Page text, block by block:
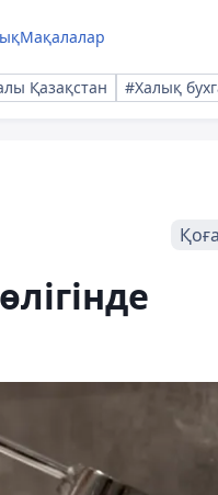
Мақалалар
Қазақстан #Халық